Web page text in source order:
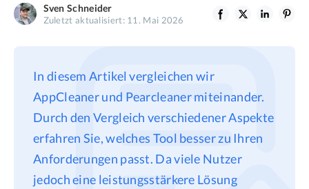
BuhoLaunchpad
Datenschutz
Rechtliches
Refund Policy
Sven Schneider
Zuletzt aktualisiert: 11. Mai 2026
In diesem Artikel vergleichen wir
AppCleaner und Pearcleaner miteinander.
Durch den Vergleich verschiedener Aspekte
erfahren Sie, welches Tool besser zu Ihren
Anforderungen passt. Da viele Nutzer
jedoch eine leistungsstärkere Lösung